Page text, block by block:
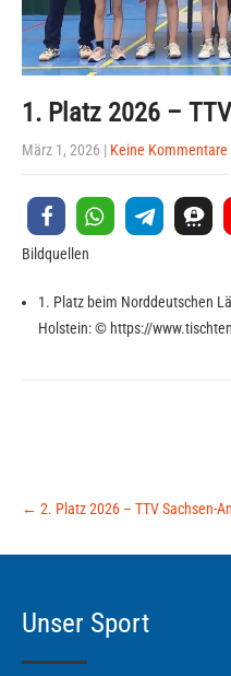
1. Platz 2026 –
März 1, 2026 | Keine Kommentare
Bildquellen
1. Platz beim Norddeutschen
Holstein: © https://
navigation
← 2. Platz 2026 – TTV Sachsen-
Unser Sport